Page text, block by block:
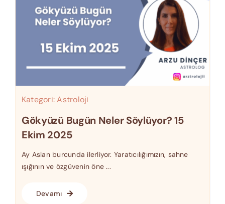
Kategori:Astroloji
Gökyüzü Bugün Neler Söylüyor? 15
Ekim 2025
Ay Aslan burcunda ilerliyor. Yaratıcılığımızın, sahne
ışığının ve özgüvenin öne ...
Devamı